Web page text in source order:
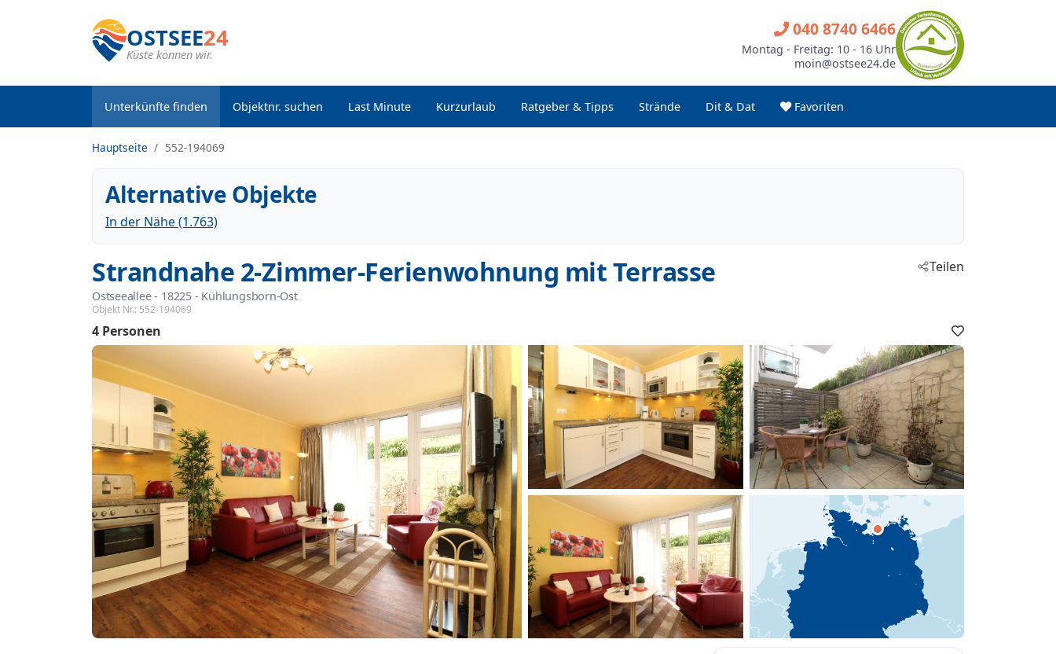
OSTSEE24
Küste können wir.
Unterkünfte finden Objektnr. suchen Last Minute Kurzurlaub Ratgeber & Tipps Strände Dit & Dat Favoriten
040 8740 6466
Montag - Freitag: 10 - 16 Uhr
moin@ostsee24.de
Hauptseite 552-194069
Alternative Objekte
In der Nähe (1.763)
Strandnahe 2-Zimmer-Ferienwohnung mit Terrasse
Ostseeallee - 18225 - Kühlungsborn-Ost
Objekt Nr.: 552-194069
Teilen
4 Personen